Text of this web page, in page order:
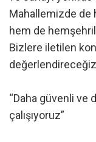
Mahallemizde de
hem de
Bizlere iletilen
“Daha güvenli ve
çalışıyoruz”